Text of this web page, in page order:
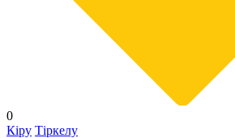
0
Кіру Тіркелу